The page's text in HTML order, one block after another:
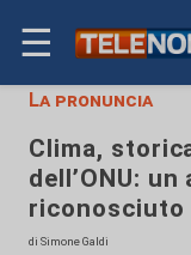
☰
La pronuncia
Clima,
dell’ONU:
riconosciuto
di Simone Galdi